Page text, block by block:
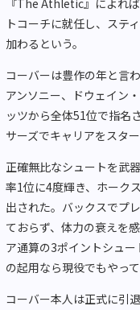
『The Athletic』によれ
トコーチに就任し、ステ
加わるという。
コーバーは豊作の年と言
アンソニー、ドウェイン
ッツから全体51位で指名
サーズでキャリアをスター
正確無比なシュートを武
率1位に4度輝き、ホーク
出された。バックスでプ
ておらず、体力の衰えを
ア通算の3ポイントシュ
の起用なら現役でもやっ
コーバー本人は正式に引